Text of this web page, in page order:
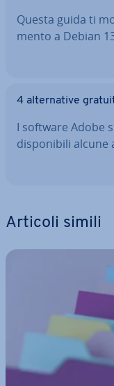
Questa guida ti
men­to a Debian
4 al­ter­na­ti­ve
I software Adobe
di­spo­ni­bi­li
Articoli simili